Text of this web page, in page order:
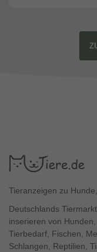
Tieranzeigen zu
Deutschlands
inserieren von
Tierbedarf, Fischen,
Schlangen, Reptilien,